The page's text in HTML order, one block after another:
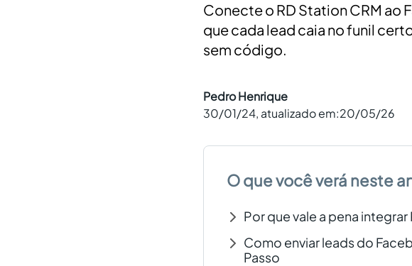
Conecte o RD Station CRM ao
que cada lead caia no funil
sem código.
Pedro Henrique
30/01/24, atualizado em:20/05/26
O que você verá neste
Por que vale a pena
Como enviar leads do
Passo